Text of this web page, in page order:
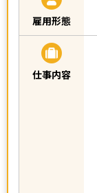
雇用形態
仕事内容